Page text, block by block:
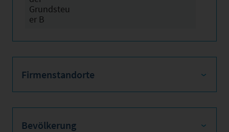
Grundsteu
er B
Firmenstandorte
Bevölkerung